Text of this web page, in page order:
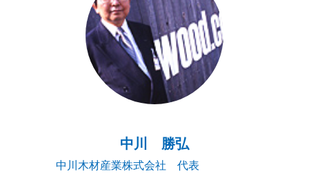
中川 勝弘
中川木材産業株式会社 代表